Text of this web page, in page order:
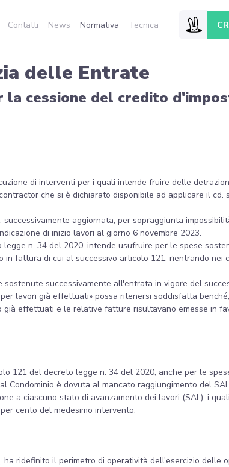
Contatti News Normativa Tecnica
delle Entrate
cessione del credito
di interventi per i quali intende fruire delle
che si è dichiarato disponibile ad applicare il cd.
aggiornata, per sopraggiunta
di inizio lavori al giorno 6 novembre 2023.
n. 34 del 2020, intende usufruire per le spese
fattura di cui al successivo articolo 121, rientrando nei
successivamente all'entrata in vigore del
lavori già effettuati» possa ritenersi soddisfatta
effettuati e le relative fatture risultavano emesse in
121 del decreto legge n. 34 del 2020, anche per le
è dovuta al mancato raggiungimento del
a ciascuno stato di avanzamento dei lavori (SAL), i
cento del medesimo intervento.
ridefinito il perimetro di operatività dell'esercizio delle